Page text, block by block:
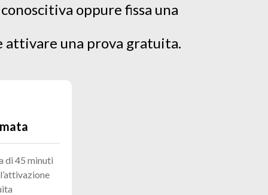
oppure fissa una
attivare una prova gratuita.
di 45 minuti